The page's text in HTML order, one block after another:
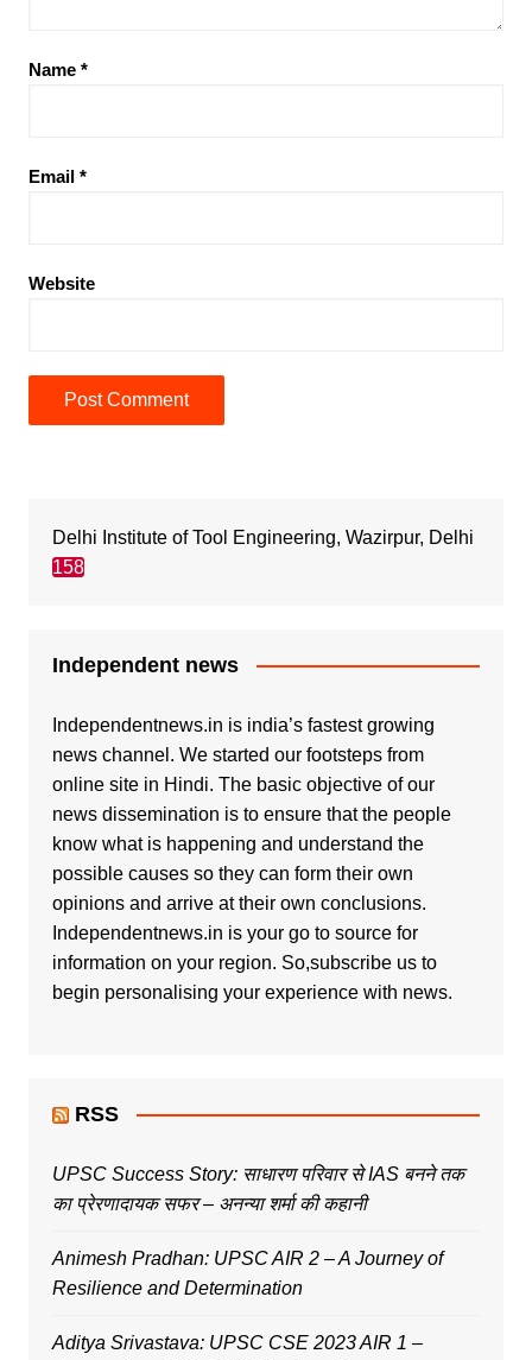
Name *
Email *
Website
Delhi Institute of Tool Engineering, Wazirpur, Delhi
158
Independent news
Independentnews.in is india’s fastest growing
news channel. We started our footsteps from
online site in Hindi. The basic objective of our
news dissemination is to ensure that the people
know what is happening and understand the
possible causes so they can form their own
opinions and arrive at their own conclusions.
Independentnews.in is your go to source for
information on your region. So,subscribe us to
begin personalising your experience with news.
RSS
UPSC Success Story: साधारण परिवार से IAS बनने तक
का प्रेरणादायक सफर – अनन्या शर्मा की कहानी
Animesh Pradhan: UPSC AIR 2 – A Journey of
Resilience and Determination
Aditya Srivastava: UPSC CSE 2023 AIR 1 –